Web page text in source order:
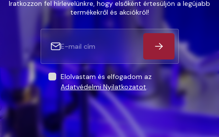
Iratkozzon fel hírlevelünkre, hogy elsőként értesüljön a legújabb
termékekről és akciókról!
Elolvastam és elfogadom az
Adatvédelmi Nyilatkozatot.